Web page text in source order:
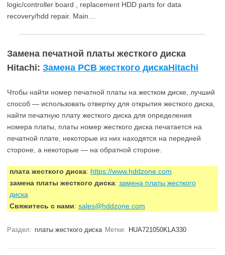
logic/controller board , replacement HDD parts for data
recovery/hdd repair. Main…
Замена печатной платы жесткого диска
Hitachi: Замена PCB жесткого дискаHitachi
Чтобы найти номер печатной платы на жестком диске, лучший
способ — использовать отвертку для открытия жесткого диска,
найти печатную плату жесткого диска для определения
номера платы, платы номер жесткого диска печатается на
печатной плате, некоторые из них находятся на передней
стороне, а некоторые — на обратной стороне.
плата жесткого диска: https://www.hddzone.com
замена платы жесткого диска: замена платы жесткого
диска
Свяжитесь с нами: sales@hddzone.com
Раздел: платы жесткого диска Метки: HUA721050KLA330